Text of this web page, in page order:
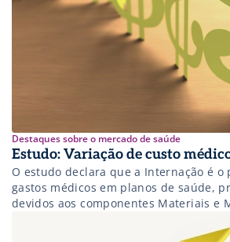
Destaques sobre o mercado de saúde
Estudo: Variação de custo
O estudo declara que a Internação é
gastos médicos em planos de saúde,
devidos aos componentes Materiais e